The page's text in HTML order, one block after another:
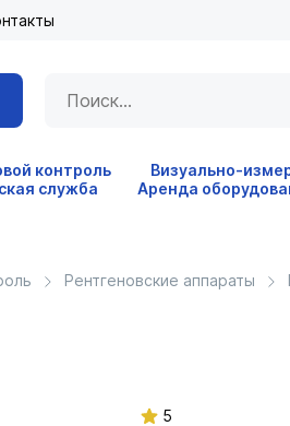
контроль Визуально-
служба Аренда
Рентгеновские аппараты
5